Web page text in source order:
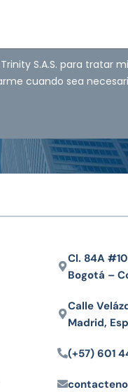
S.A.S. para tratar
cuando sea
Cl. 84A
Bogotá –
Calle
Madrid,
(+57) 601